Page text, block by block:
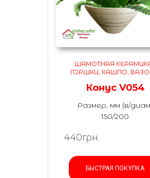
ШАМОТНАЯ
ГОРШКИ, КАШПО,
Конус V054
Размер, мм (в/
150/200
440грн.
БЫСТРАЯ ПОКУПКА